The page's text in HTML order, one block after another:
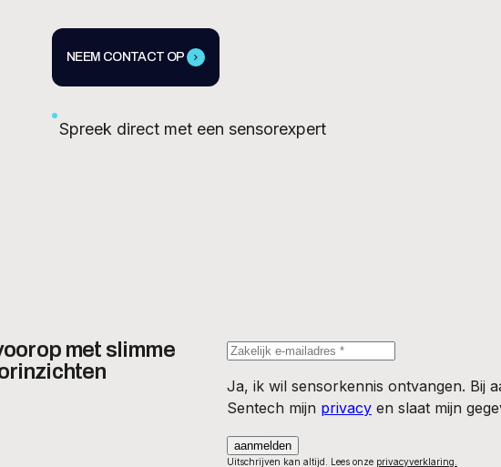
NEEM CONTACT OP
Spreek direct met een sensorexpert
met slimme
Ja, ik wil sensorkennis ontvangen. Bij
Sentech mijn privacy en slaat mijn
Uitschrijven kan altijd. Lees onze privacyverklaring.